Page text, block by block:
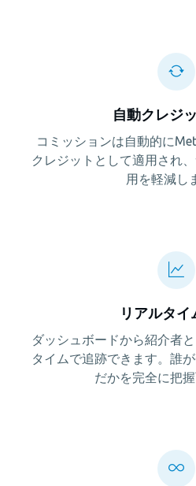
自動クレジ
コミッションは自動的に
クレジットとして適用され
用を軽減し
リアルタイ
ダッシュボードから紹介者
タイムで追跡できます。誰
だかを完全に把握